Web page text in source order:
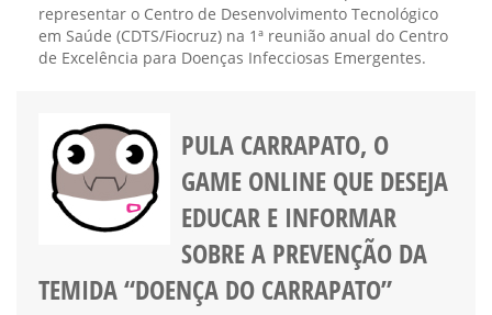
representar o Centro de Desenvolvimento Tecnológico
em Saúde (CDTS/Fiocruz) na 1ª reunião anual do Centro
de Excelência para Doenças Infecciosas Emergentes.
PULA CARRAPATO, O
GAME ONLINE QUE DESEJA
EDUCAR E INFORMAR
SOBRE A PREVENÇÃO DA
TEMIDA “DOENÇA DO CARRAPATO”